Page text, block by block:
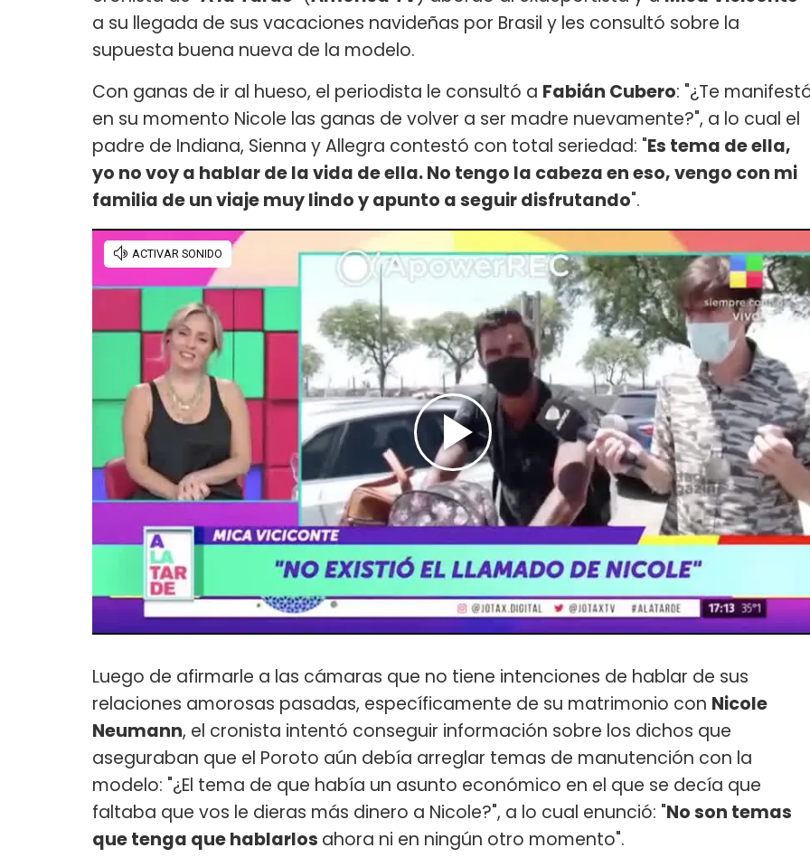
a su llegada de sus vacaciones navideñas por Brasil y les consultó sobre la
supuesta buena nueva de la modelo.
Con ganas de ir al hueso, el periodista le consultó a Fabián Cubero: "¿Te
en su momento Nicole las ganas de volver a ser madre nuevamente?", a lo cual el
padre de Indiana, Sienna y Allegra contestó con total seriedad: "Es tema de ella,
yo no voy a hablar de la vida de ella. No tengo la cabeza en eso, vengo con mi
familia de un viaje muy lindo y apunto a seguir disfrutando".
Luego de afirmarle a las cámaras que no tiene intenciones de hablar de sus
relaciones amorosas pasadas, específicamente de su matrimonio con Nicole
Neumann, el cronista intentó conseguir información sobre los dichos que
aseguraban que el Poroto aún debía arreglar temas de manutención con la
modelo: "¿El tema de que había un asunto económico en el que se decía que
faltaba que vos le dieras más dinero a Nicole?", a lo cual enunció: "No son temas
que tenga que hablarlos ahora ni en ningún otro momento".